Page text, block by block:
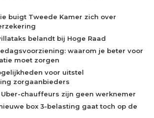
buigt Tweede Kamer zich over
belandt bij Hoge Raad
waarom je beter voor
moet zorgen
voor uitstel
zorgaanbieders
chauffeurs zijn geen werknemer
box 3-belasting gaat toch op de